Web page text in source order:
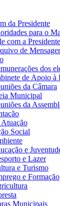
da Presidente
para o
com a Presidente
de
dos
de Apoio à
da Câmara
Municipal
da
Atuação
Social
e
e Lazer
e Turismo
e Formação
Municipais